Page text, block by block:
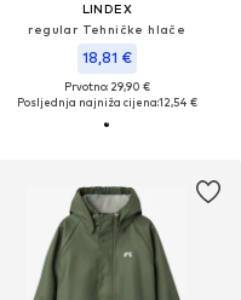
LINDEX
regular Tehničke hlače
18,81 €
Prvotno: 29,90 €
Posljednja najniža cijena:12,54 €